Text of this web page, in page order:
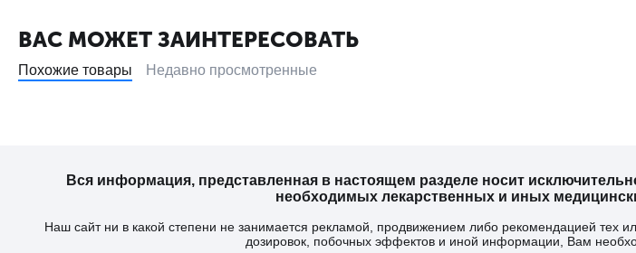
ВАС МОЖЕТ ЗАИНТЕРЕСОВАТЬ
Похожие товары Недавно просмотренные
Вся информация, представленная в настоящем разделе носит
необходимых лекарственных и иных
Наш сайт ни в какой степени не занимается рекламой, продвижением либо рекомендацией тех
дозировок, побочных эффектов и иной информации, Вам